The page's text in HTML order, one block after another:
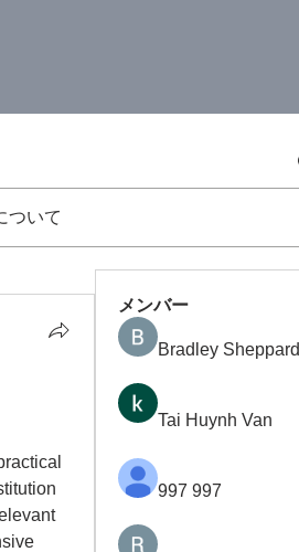
ついて
メンバー
Bradley Sheppard
Tai Huynh Van
997 997